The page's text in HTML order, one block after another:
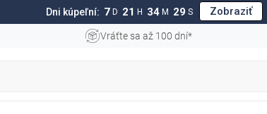
Dni kúpeľní: 7 D 21 H 34 M 28 S Zobraziť
Vráťte sa až 100 dní*